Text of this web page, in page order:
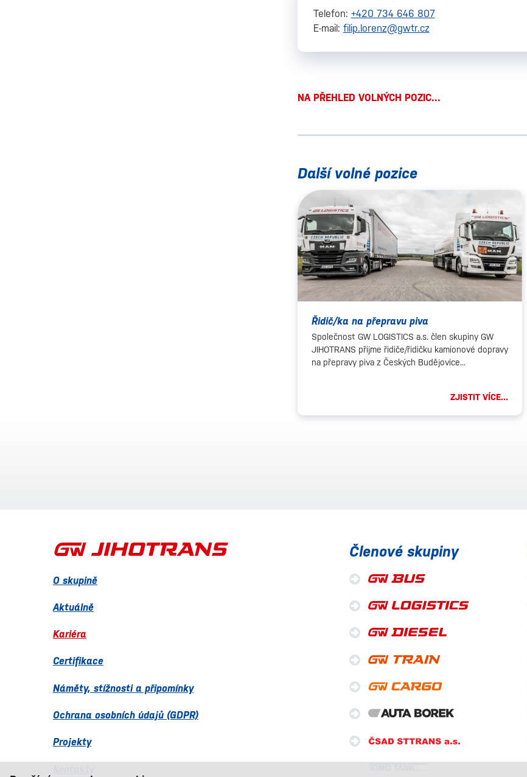
Telefon: +420 734 646 807
E-mail: filip.lorenz@gwtr.cz
NA PŘEHLED VOLNÝCH POZIC...
Další volné pozice
Řidič/ka na přepravu piva
Společnost GW LOGISTICS a.s. člen skupiny GW
JIHOTRANS přijme řidiče/řidičku kamionové dopravy
na přepravy piva z Českých Budějovice...
ZJISTIT VÍCE...
O skupině
Aktuálně
Kariéra
Certifikace
Náměty, stížnosti a připomínky
Ochrana osobních údajů (GDPR)
Projekty
Členové skupiny